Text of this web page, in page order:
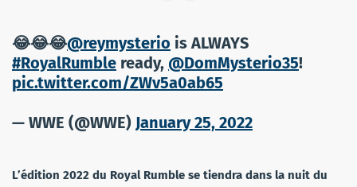
😂😂😂@reymysterio is ALWAYS
#RoyalRumble ready, @DomMysterio35!
pic.twitter.com/ZWv5a0ab65
— WWE (@WWE) January 25, 2022
L’édition 2022 du Royal Rumble se tiendra dans la nuit du